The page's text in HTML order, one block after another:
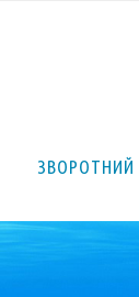
ЗВОРОТНИЙ